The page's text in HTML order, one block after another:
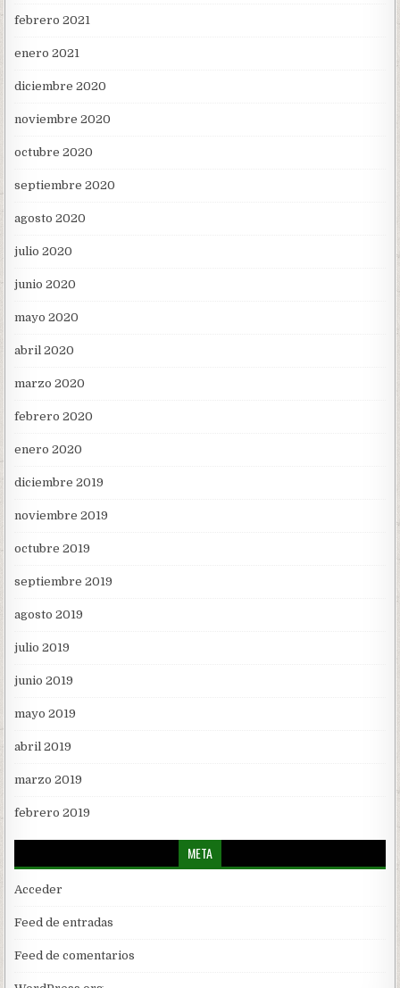
febrero 2021
enero 2021
diciembre 2020
noviembre 2020
octubre 2020
septiembre 2020
agosto 2020
julio 2020
junio 2020
mayo 2020
abril 2020
marzo 2020
febrero 2020
enero 2020
diciembre 2019
noviembre 2019
octubre 2019
septiembre 2019
agosto 2019
julio 2019
junio 2019
mayo 2019
abril 2019
marzo 2019
febrero 2019
META
Acceder
Feed de entradas
Feed de comentarios